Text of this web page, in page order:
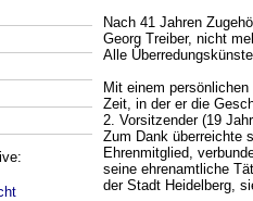
Nach 41 Jahren
Georg Treiber, nicht
Alle
Mit einem
Zeit, in der er die
2. Vorsitzender (19
Zum Dank überreichte
Ehrenmitglied,
seine ehrenamtliche
der Stadt Heidelberg,